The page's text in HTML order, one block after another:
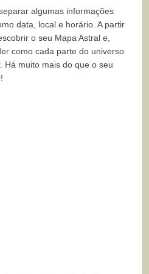
algumas informações
data, local e horário. A partir
o seu Mapa Astral e,
como cada parte do universo
Há muito mais do que o seu